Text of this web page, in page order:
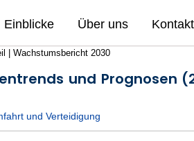
Einblicke Über uns Kontakt
| Wachstumsbericht 2030
und Prognosen
und Verteidigung